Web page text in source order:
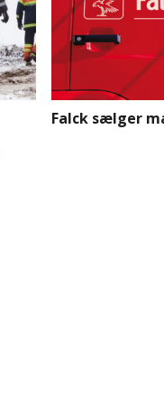
Falck sælger